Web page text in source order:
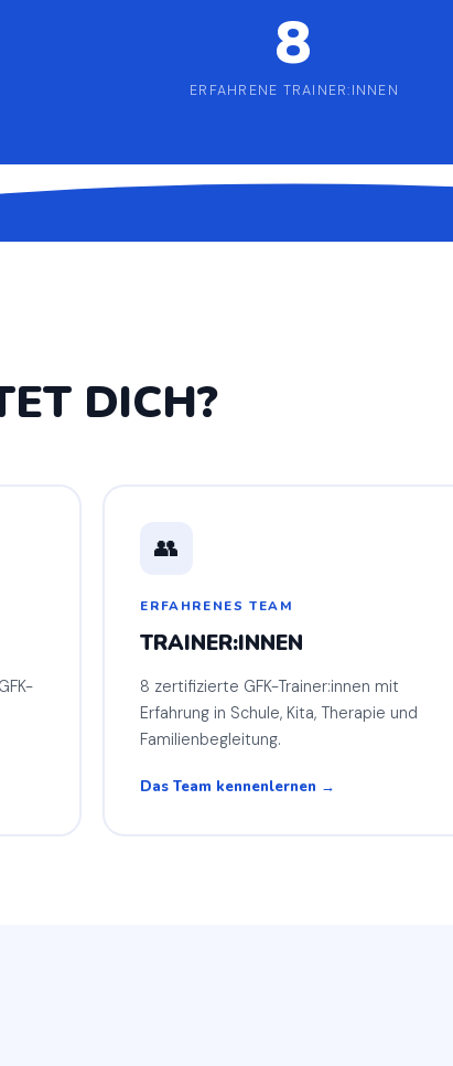
8
ERFAHRENE TRAINER:INNEN
DICH?
👥
ERFAHRENES TEAM
TRAINER:INNEN
8 zertifizierte GFK-Trainer:innen mit
Erfahrung in Schule, Kita, Therapie und
Familienbegleitung.
Das Team kennenlernen →